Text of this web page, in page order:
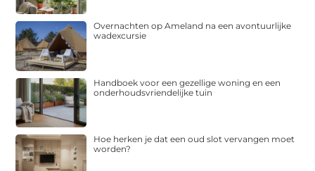
Overnachten op Ameland na een avontuurlijke
wadexcursie
Handboek voor een gezellige woning en een
onderhoudsvriendelijke tuin
Hoe herken je dat een oud slot vervangen moet
worden?